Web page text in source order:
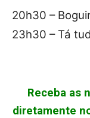
20h30 –
23h30 – Tá
Receba as
diretamente